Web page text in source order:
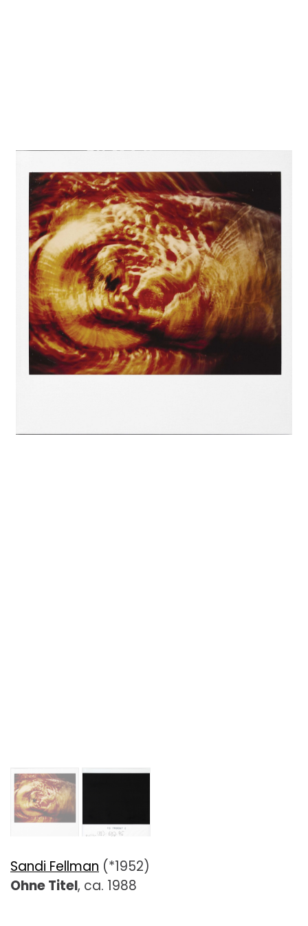
Sandi Fellman (*1952)
Ohne Titel, ca. 1988